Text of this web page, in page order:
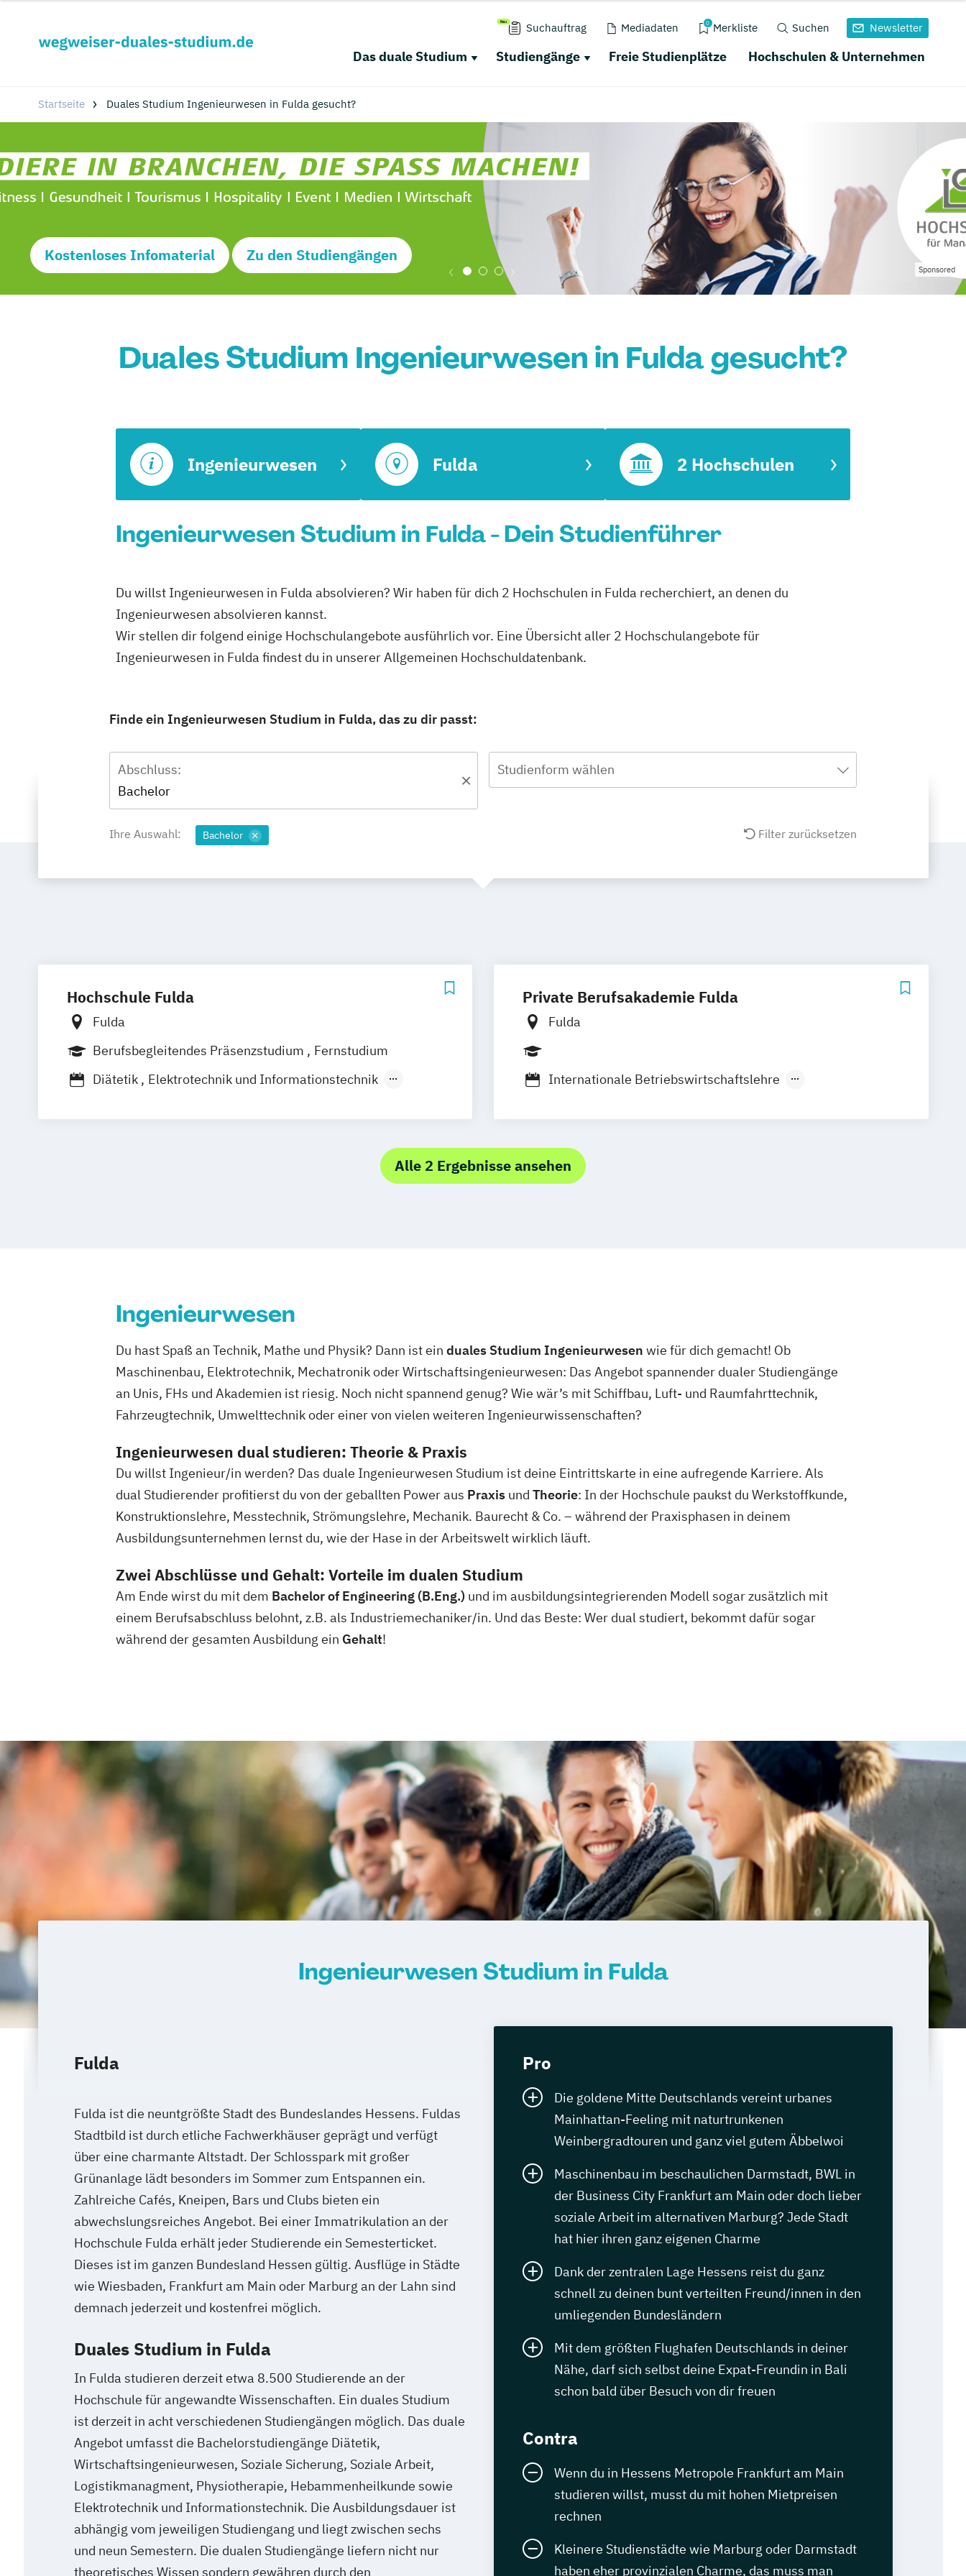
Suchauftrag Mediadaten 0 Merkliste Suchen Newsletter
Das duale Studium Studiengänge Freie Studienplätze Hochschulen & Unternehmen
Startseite Duales Studium Ingenieurwesen in Fulda gesucht?
Kostenloses Infomaterial Zu den Studiengängen
Sponsored
Duales Studium Ingenieurwesen in Fulda gesucht?
Ingenieurwesen Fulda 2 Hochschulen
Ingenieurwesen Studium in Fulda - Dein Studienführer
Du willst Ingenieurwesen in Fulda absolvieren? Wir haben für dich 2 Hochschulen in Fulda recherchiert, an denen du
Ingenieurwesen absolvieren kannst.
Wir stellen dir folgend einige Hochschulangebote ausführlich vor. Eine Übersicht aller 2 Hochschulangebote für
Ingenieurwesen in Fulda findest du in unserer Allgemeinen Hochschuldatenbank.
Finde ein Ingenieurwesen Studium in Fulda, das zu dir passt:
Abschluss:
Bachelor
Studienform wählen
Ihre Auswahl: Bachelor Filter zurücksetzen
Hochschule Fulda
Fulda
Berufsbegleitendes Präsenzstudium
Fernstudium
Diätetik
Elektrotechnik und Informationstechnik
Physiotherapie Soziale Arbeit Soziale Sicherung
Private Berufsakademie Fulda
Fulda
Internationale Betriebswirtschaftslehre
Smart Production and Digital Management
Alle 2 Ergebnisse ansehen
Ingenieurwesen
Du hast Spaß an Technik, Mathe und Physik? Dann ist ein duales Studium Ingenieurwesen wie für dich gemacht! Ob
Maschinenbau, Elektrotechnik, Mechatronik oder Wirtschaftsingenieurwesen: Das Angebot spannender dualer Studiengänge
an Unis, FHs und Akademien ist riesig. Noch nicht spannend genug? Wie wär’s mit Schiffbau, Luft- und Raumfahrttechnik,
Fahrzeugtechnik, Umwelttechnik oder einer von vielen weiteren Ingenieurwissenschaften?
Ingenieurwesen dual studieren: Theorie & Praxis
Du willst Ingenieur/in werden? Das duale Ingenieurwesen Studium ist deine Eintrittskarte in eine aufregende Karriere. Als
dual Studierender profitierst du von der geballten Power aus Praxis und Theorie: In der Hochschule paukst du Werkstoffkunde,
Konstruktionslehre, Messtechnik, Strömungslehre, Mechanik. Baurecht & Co. – während der Praxisphasen in deinem
Ausbildungsunternehmen lernst du, wie der Hase in der Arbeitswelt wirklich läuft.
Zwei Abschlüsse und Gehalt: Vorteile im dualen Studium
Am Ende wirst du mit dem Bachelor of Engineering (B.Eng.) und im ausbildungsintegrierenden Modell sogar zusätzlich mit
einem Berufsabschluss belohnt, z.B. als Industriemechaniker/in. Und das Beste: Wer dual studiert, bekommt dafür sogar
während der gesamten Ausbildung ein Gehalt!
Ingenieurwesen Studium in Fulda
Fulda
Fulda ist die neuntgrößte Stadt des Bundeslandes Hessens. Fuldas
Stadtbild ist durch etliche Fachwerkhäuser geprägt und verfügt
über eine charmante Altstadt. Der Schlosspark mit großer
Grünanlage lädt besonders im Sommer zum Entspannen ein.
Zahlreiche Cafés, Kneipen, Bars und Clubs bieten ein
abwechslungsreiches Angebot. Bei einer Immatrikulation an der
Hochschule Fulda erhält jeder Studierende ein Semesterticket.
Dieses ist im ganzen Bundesland Hessen gültig. Ausflüge in Städte
wie Wiesbaden, Frankfurt am Main oder Marburg an der Lahn sind
demnach jederzeit und kostenfrei möglich.
Duales Studium in Fulda
In Fulda studieren derzeit etwa 8.500 Studierende an der
Hochschule für angewandte Wissenschaften. Ein duales Studium
ist derzeit in acht verschiedenen Studiengängen möglich. Das duale
Angebot umfasst die Bachelorstudiengänge Diätetik,
Wirtschaftsingenieurwesen, Soziale Sicherung, Soziale Arbeit,
Logistikmanagment, Physiotherapie, Hebammenheilkunde sowie
Elektrotechnik und Informationstechnik. Die Ausbildungsdauer ist
abhängig vom jeweiligen Studiengang und liegt zwischen sechs
und neun Semestern. Die dualen Studiengänge liefern nicht nur
theoretisches Wissen sondern gewähren durch den
Pro
Die goldene Mitte Deutschlands vereint urbanes
Mainhattan-Feeling mit naturtrunkenen
Weinbergradtouren und ganz viel gutem Äbbelwoi
Maschinenbau im beschaulichen Darmstadt, BWL in
der Business City Frankfurt am Main oder doch lieber
soziale Arbeit im alternativen Marburg? Jede Stadt
hat hier ihren ganz eigenen Charme
Dank der zentralen Lage Hessens reist du ganz
schnell zu deinen bunt verteilten Freund/innen in den
umliegenden Bundesländern
Mit dem größten Flughafen Deutschlands in deiner
Nähe, darf sich selbst deine Expat-Freundin in Bali
schon bald über Besuch von dir freuen
Contra
Wenn du in Hessens Metropole Frankfurt am Main
studieren willst, musst du mit hohen Mietpreisen
rechnen
Kleinere Studienstädte wie Marburg oder Darmstadt
haben eher provinzialen Charme, das muss man